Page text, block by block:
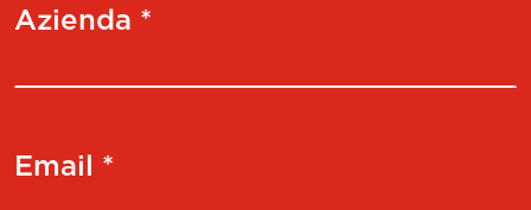
Azienda *
Email *